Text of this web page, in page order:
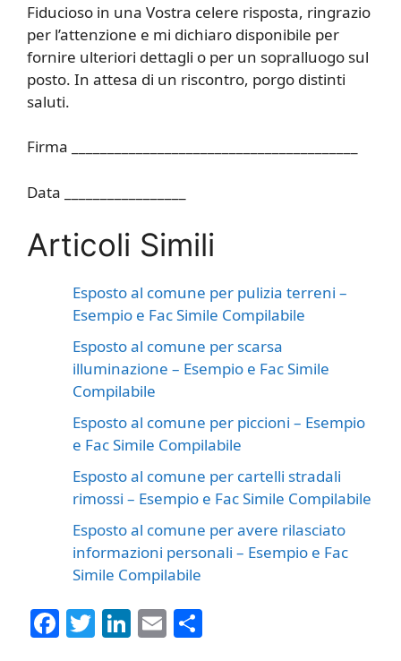
Fiducioso in una Vostra celere risposta, ringrazio
per l’attenzione e mi dichiaro disponibile per
fornire ulteriori dettagli o per un sopralluogo sul
posto. In attesa di un riscontro, porgo distinti
saluti.
Firma ________________________________________
Data _________________
Articoli Simili
Esposto al comune per pulizia terreni –
Esempio e Fac Simile Compilabile
Esposto al comune per scarsa
illuminazione – Esempio e Fac Simile
Compilabile
Esposto al comune per piccioni – Esempio
e Fac Simile Compilabile
Esposto al comune per cartelli stradali
rimossi – Esempio e Fac Simile Compilabile
Esposto al comune per avere rilasciato
informazioni personali – Esempio e Fac
Simile Compilabile
F
T
Li E